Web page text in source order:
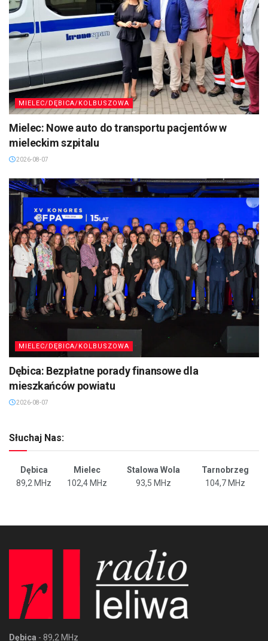
MIELEC/DĘBICA/KOLBUSZOWA
Mielec: Nowe auto do transportu pacjentów w
mieleckim szpitalu
2026-08-07
MIELEC/DĘBICA/KOLBUSZOWA
Dębica: Bezpłatne porady finansowe dla
mieszkańców powiatu
2026-08-07
Słuchaj Nas:
Dębica Mielec Stalowa Wola
Tarnobrzeg
89,2 MHz
102,4 MHz 93,5 MHz 104,7 MHz
Dębica - 89,2 MHz